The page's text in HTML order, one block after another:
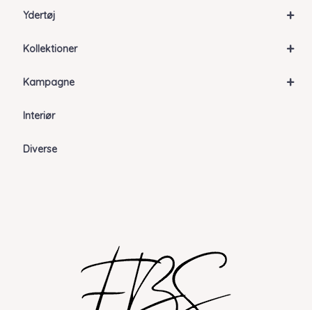
+
Ydertøj
+
Kollektioner
+
Kampagne
Interiør
Diverse